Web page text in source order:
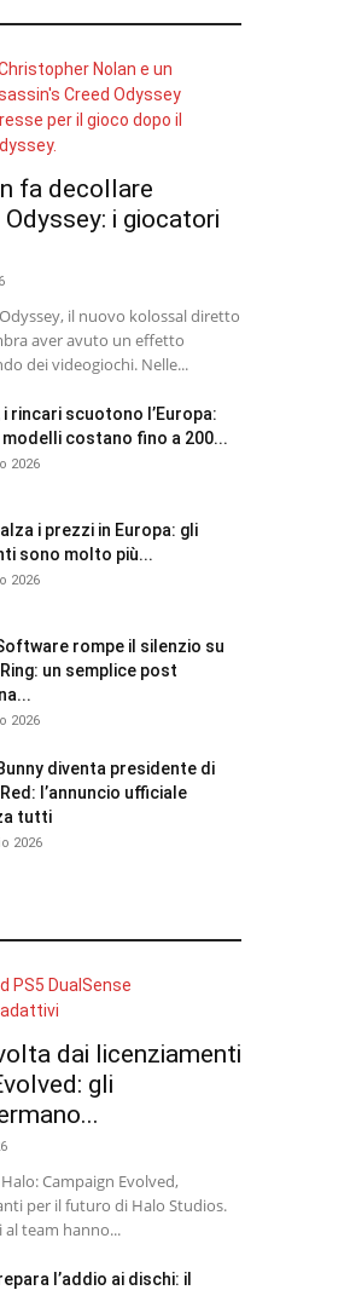
fa decollare
Odyssey: i giocatori
il nuovo kolossal diretto
aver avuto un effetto
dei videogiochi. Nelle...
i rincari scuotono l’Europa:
modelli costano fino a 200...
2026
i prezzi in Europa: gli
sono molto più...
2026
rompe il silenzio su
un semplice post
2026
diventa presidente di
l’annuncio ufficiale
tutti
2026
dai licenziamenti
gli
Campaign Evolved,
per il futuro di Halo Studios.
al team hanno...
l’addio ai dischi: il